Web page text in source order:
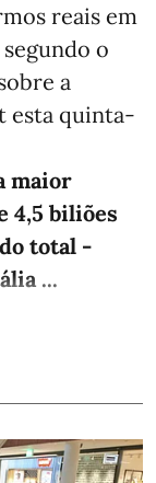
reais em
o
a
esta quinta-
maior
4,5 biliões
total -
...